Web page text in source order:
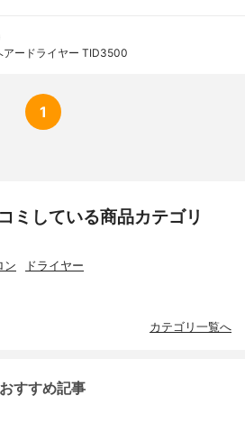
アードライヤー TID3500
1
ミしている商品カテゴリ
ン ドライヤー
カテゴリ一覧へ
すすめ記事